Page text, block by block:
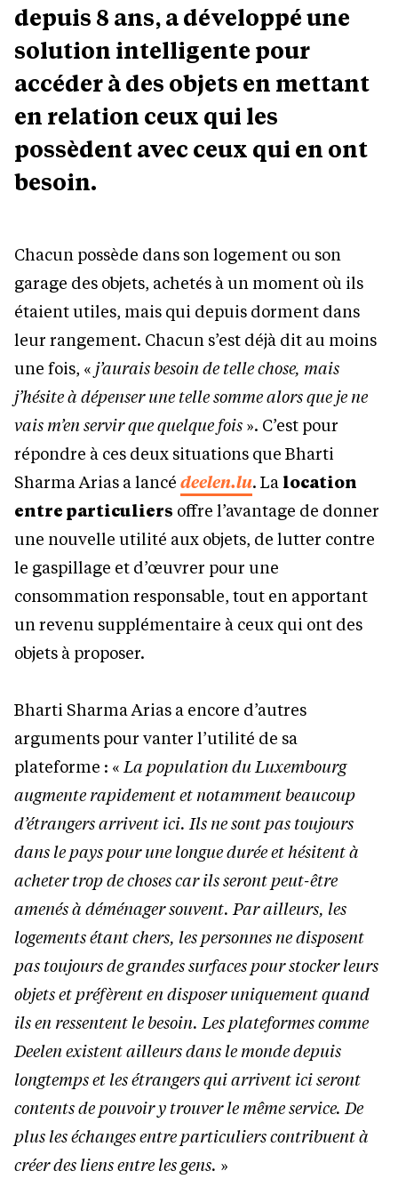
depuis 8 ans, a développé une
solution intelligente pour
accéder à des objets en mettant
en relation ceux qui les
possèdent avec ceux qui en ont
besoin.
Chacun possède dans son logement ou son
garage des objets, achetés à un moment où ils
étaient utiles, mais qui depuis dorment dans
leur rangement. Chacun s’est déjà dit au moins
une fois, « j’aurais besoin de telle chose, mais
j’hésite à dépenser une telle somme alors que je ne
vais m’en servir que quelque fois ». C’est pour
répondre à ces deux situations que Bharti
Sharma Arias a lancé deelen.lu. La location
entre particuliers offre l’avantage de donner
une nouvelle utilité aux objets, de lutter contre
le gaspillage et d’œuvrer pour une
consommation responsable, tout en apportant
un revenu supplémentaire à ceux qui ont des
objets à proposer.
Bharti Sharma Arias a encore d’autres
arguments pour vanter l’utilité de sa
plateforme : « La population du Luxembourg
augmente rapidement et notamment beaucoup
d’étrangers arrivent ici. Ils ne sont pas toujours
dans le pays pour une longue durée et hésitent à
acheter trop de choses car ils seront peut-être
amenés à déménager souvent. Par ailleurs, les
logements étant chers, les personnes ne disposent
pas toujours de grandes surfaces pour stocker leurs
objets et préfèrent en disposer uniquement quand
ils en ressentent le besoin. Les plateformes comme
Deelen existent ailleurs dans le monde depuis
longtemps et les étrangers qui arrivent ici seront
contents de pouvoir y trouver le même service. De
plus les échanges entre particuliers contribuent à
créer des liens entre les gens. »